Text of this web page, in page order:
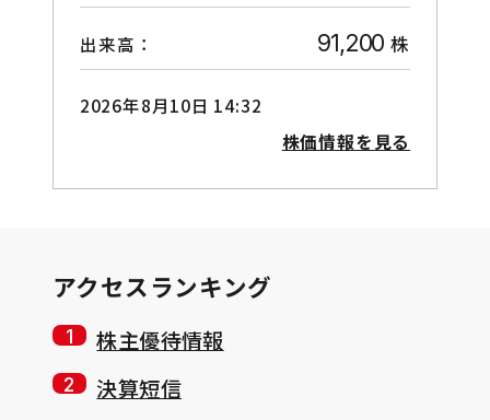
出来高： 91,200 株
2026年8月10日 14:32
株価情報を見る
アクセスランキング
株主優待情報
決算短信